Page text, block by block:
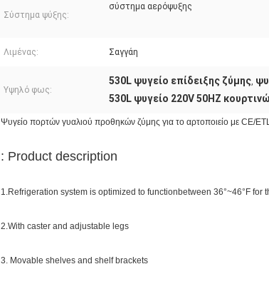
Σύστημα ψύξης:
σύστημα αερόψυξης
Λιμένας: Σαγγάη
Υψηλό φως:
530L ψυγείο επίδειξης ζύμης,
530L ψυγείο 220V 50HZ
Ψυγείο πορτών γυαλιού προθηκών ζύμης για το αρτοποιείο με CE/
: Product description
1.Refrigeration system is optimized to functionbetween 36°~46°F for
2.With caster and adjustable legs
3. Movable shelves and shelf brackets